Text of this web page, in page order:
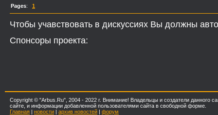
Pages: 1
Чтобы учавствовать в дискуссиях Вы должны
Спонсоры проекта:
Copyright © "Arbus.Ru", 2004 - 2022 г. Внимание! Владельцы и создатели данного
сайте, и информации добавленной пользователями сайта в свободной форме.
Главная | новости | архив новостей | форум